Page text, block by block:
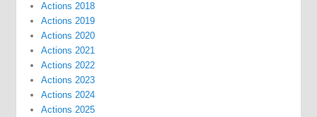
Actions 2018
Actions 2019
Actions 2020
Actions 2021
Actions 2022
Actions 2023
Actions 2024
Actions 2025